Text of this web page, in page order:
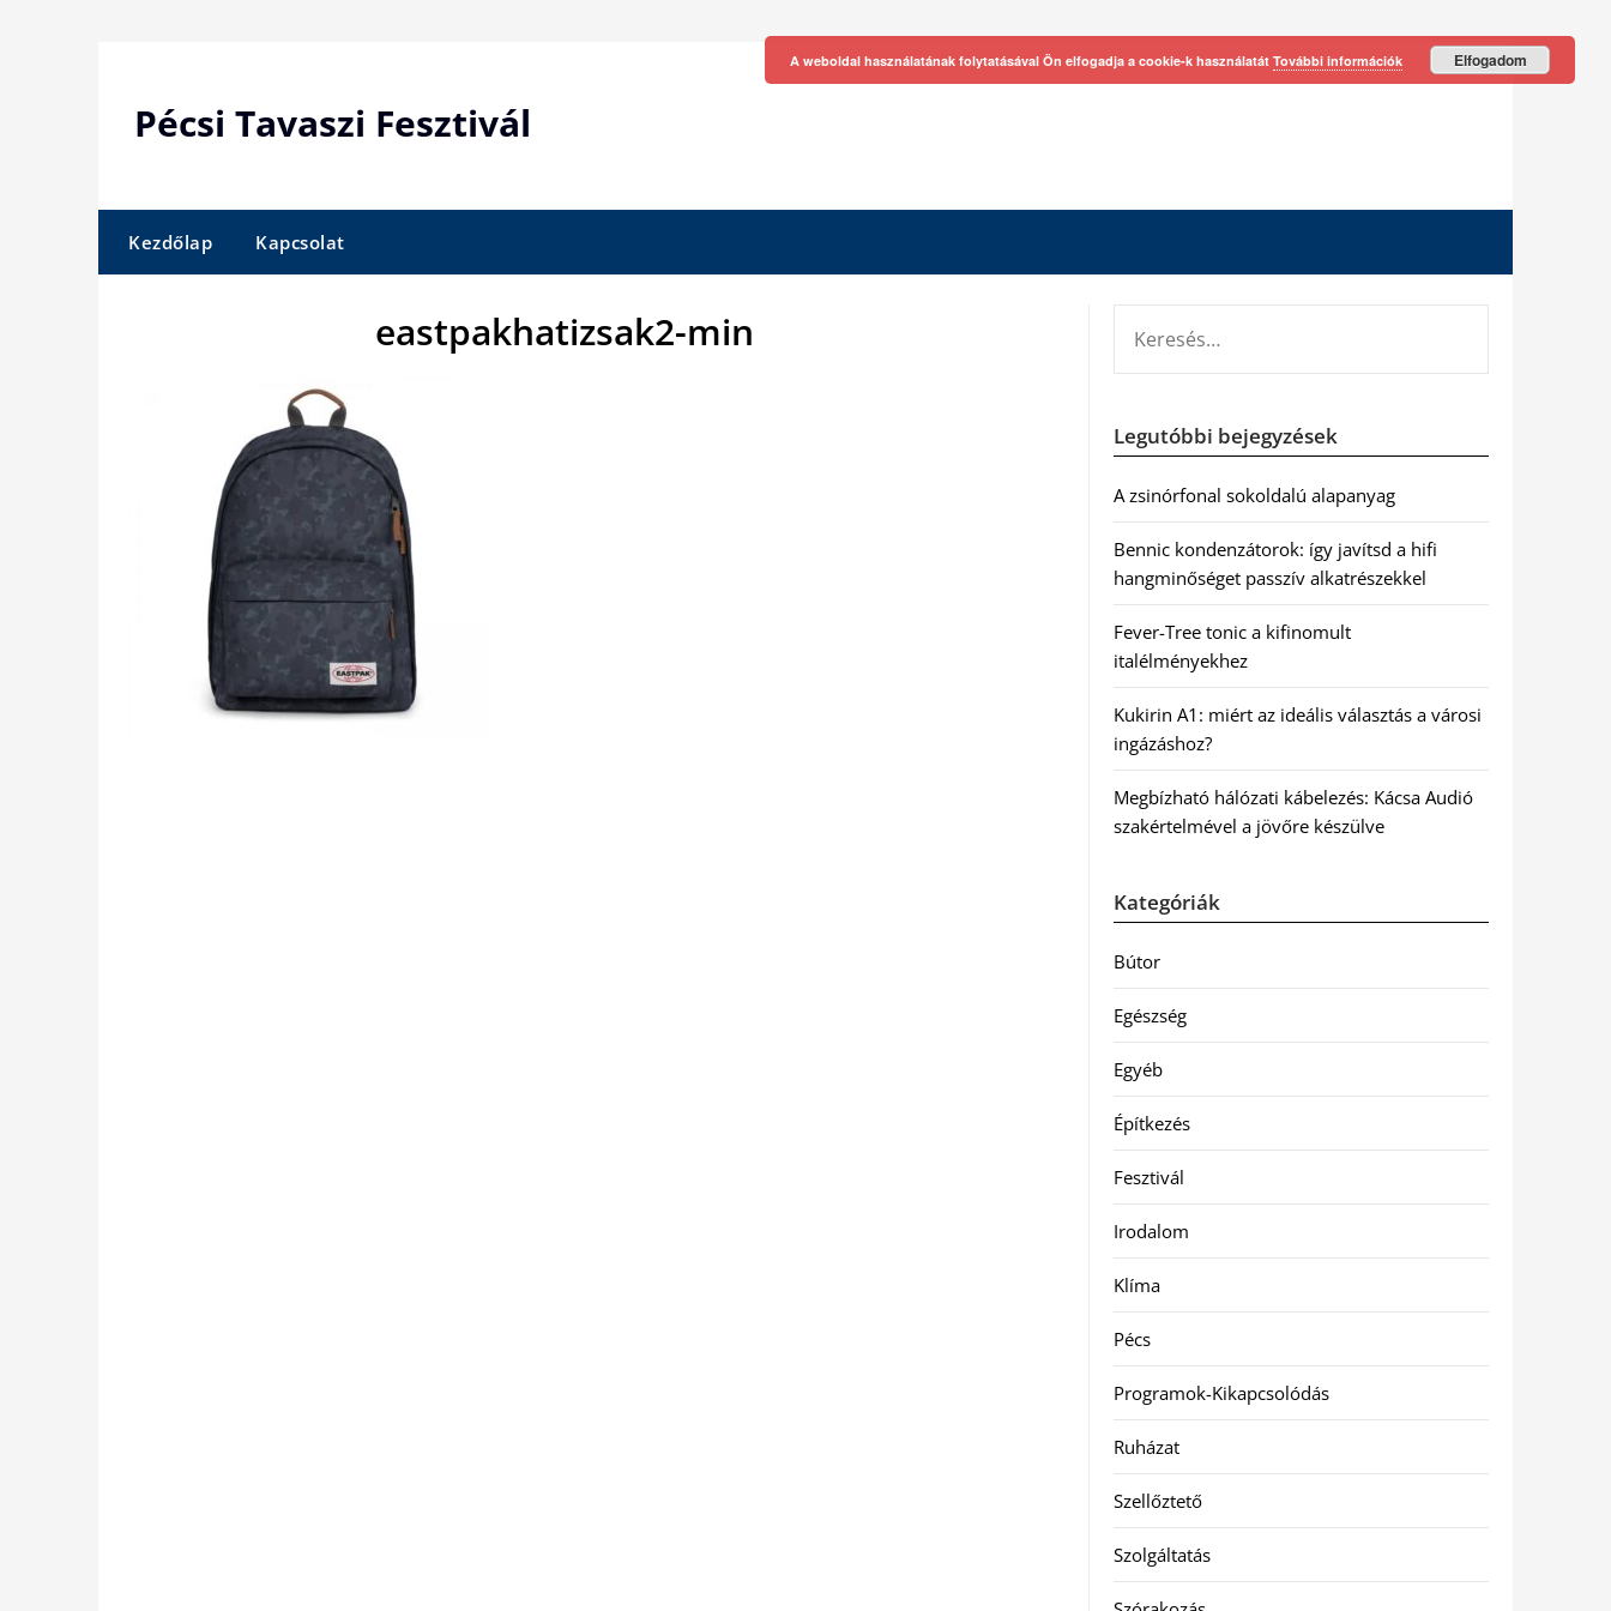
Pécsi Tavaszi Fesztivál
Kezdőlap Kapcsolat
eastpakhatizsak2-min
Legutóbbi bejegyzések
A zsinórfonal sokoldalú alapanyag
Bennic kondenzátorok: így javítsd a hifi
hangminőséget passzív alkatrészekkel
Fever-Tree tonic a kifinomult
italélményekhez
Kukirin A1: miért az ideális választás a városi
ingázáshoz?
Megbízható hálózati kábelezés: Kácsa Audió
szakértelmével a jövőre készülve
Kategóriák
Bútor
Egészség
Egyéb
Építkezés
Fesztivál
Irodalom
Klíma
Pécs
Programok-Kikapcsolódás
Ruházat
Szellőztető
Szolgáltatás
A weboldal használatának folytatásával Ön elfogadja a cookie-k használatát További információk Elfogadom